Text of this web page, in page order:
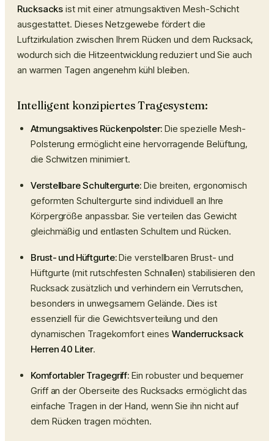
Rucksacks ist mit einer atmungsaktiven Mesh-Schicht
ausgestattet. Dieses Netzgewebe fördert die
Luftzirkulation zwischen Ihrem Rücken und dem Rucksack,
wodurch sich die Hitzeentwicklung reduziert und Sie auch
an warmen Tagen angenehm kühl bleiben.
Intelligent konzipiertes Tragesystem:
Atmungsaktives Rückenpolster:Die spezielle Mesh-
Polsterung ermöglicht eine hervorragende Belüftung,
die Schwitzen minimiert.
Verstellbare Schultergurte:Die breiten, ergonomisch
geformten Schultergurte sind individuell an Ihre
Körpergröße anpassbar. Sie verteilen das Gewicht
gleichmäßig und entlasten Schultern und Rücken.
Brust- und Hüftgurte:Die verstellbaren Brust- und
Hüftgurte (mit rutschfesten Schnallen) stabilisieren den
Rucksack zusätzlich und verhindern ein Verrutschen,
besonders in unwegsamem Gelände. Dies ist
essenziell für die Gewichtsverteilung und den
dynamischen Tragekomfort eines Wanderrucksack
Herren 40 Liter.
Komfortabler Tragegriff: Ein robuster und bequemer
Griff an der Oberseite des Rucksacks ermöglicht das
einfache Tragen in der Hand, wenn Sie ihn nicht auf
dem Rücken tragen möchten.